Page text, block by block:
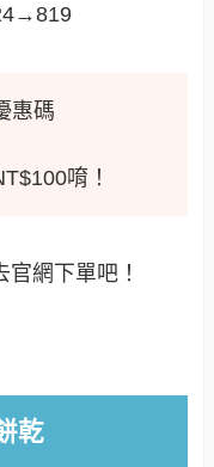
惠碼
唷！
網下單吧！
乾